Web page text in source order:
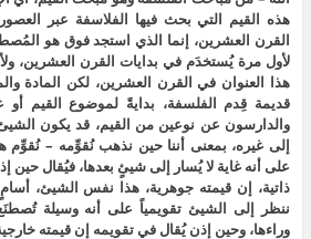
هذه القيم التي بحث فيها الفلاسفة عبر
لأول مرة يُستخدَم في بدايات القرن العشرين،
هذا العنوان في القرن العشرين، لكن المادة
قديمة قِدم الفلسفة، بدايةً لموضوع القيم أو
والدارسون عن نوعين من القيم، قد يكون
إلى غيره، بمعنى أننا حين نذهب نُقوِّمه – نُقوِّم
على أنه غاية لا يُسار إلى شيئٍ بعدها، فيُقال حين
ذاتية، إن قيمته جوهرية، هذا نفس الشيئ،
ننظر إلى الشيئ تقويمياً على أنه وسيلة